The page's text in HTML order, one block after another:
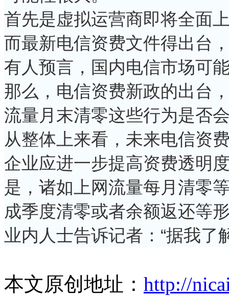
首先是虚拟运营商即将全面
而最新电信资费文件得出台
有人预言，国内电信市场可
那么，电信资费新政的出台
流量月末清零这些行为是否
从整体上来看，未来电信资
企业应进一步提高资费透明
是，诸如上网流量每月清零
成季度清零或者余额返还等
业内人士告诉记者：“据我了
本文原创地址： http://